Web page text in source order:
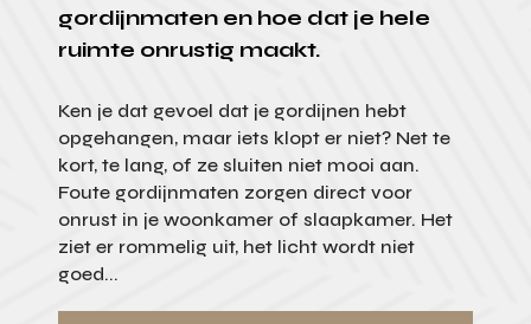
gordijnmaten en hoe dat je hele
ruimte onrustig maakt.
Ken je dat gevoel dat je gordijnen hebt
opgehangen, maar iets klopt er niet? Net te
kort, te lang, of ze sluiten niet mooi aan.
Foute gordijnmaten zorgen direct voor
onrust in je woonkamer of slaapkamer. Het
ziet er rommelig uit, het licht wordt niet
goed...